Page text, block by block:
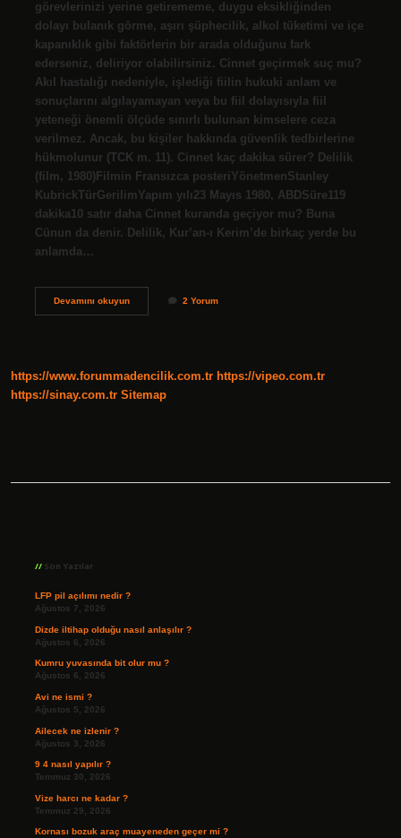
görevlerinizi yerine getirememe, duygu eksikliğinden
dolayı bulanık görme, aşırı şüphecilik, alkol tüketimi ve içe
kapanıklık gibi faktörlerin bir arada olduğunu fark
ederseniz, deliriyor olabilirsiniz. Cinnet geçirmek suç mu?
Akıl hastalığı nedeniyle, işlediği fiilin hukuki anlam ve
sonuçlarını algılayamayan veya bu fiil dolayısıyla fiil
yeteneği önemli ölçüde sınırlı bulunan kimselere ceza
verilmez. Ancak, bu kişiler hakkında güvenlik tedbirlerine
hükmolunur (TCK m. 11). Cinnet kaç dakika sürer? Delilik
(film, 1980)Filmin Fransızca posteriYönetmenStanley
KubrickTürGerilimYapım yılı23 Mayıs 1980, ABDSüre119
dakika10 satır daha Cinnet kuranda geçiyor mu? Buna
Cünun da denir. Delilik, Kur’an-ı Kerim’de birkaç yerde bu
anlamda…
Devamını okuyunCinnet
2 Yorum
https://www.forummadencilik.com.tr https://vipeo.com.tr
https://sinay.com.tr Sitemap
Son Yazılar
LFP pil açılımı nedir ?
Ağustos 7, 2026
Dizde iltihap olduğu nasıl anlaşılır ?
Ağustos 6, 2026
Kumru yuvasında bit olur mu ?
Ağustos 6, 2026
Avi ne ismi ?
Ağustos 5, 2026
Ailecek ne izlenir ?
Ağustos 3, 2026
9 4 nasıl yapılır ?
Temmuz 30, 2026
Vize harcı ne kadar ?
Temmuz 29, 2026
Kornası bozuk araç muayeneden geçer mi ?